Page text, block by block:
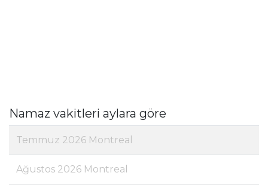
Namaz vakitleri aylara göre
Temmuz 2026 Montreal
Ağustos 2026 Montreal